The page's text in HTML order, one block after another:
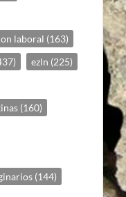
laboral (163)
ezln (225)
(160)
(144)